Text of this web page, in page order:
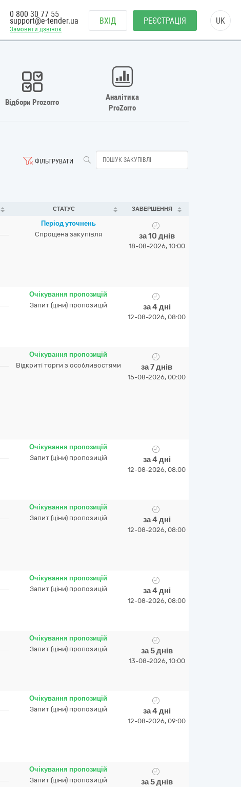
Замовити дзвінок
0 800 30 77 55
support@e-tender.ua ВХІД РЕЄСТРАЦІЯ UK
Відбори Prozorro
Аналітика
ProZorro
ФІЛЬТРУВАТИ
СТАТУС ЗАВЕРШЕННЯ
Період уточнень
Спрощена закупівля
за 10 днів
18-08-2026, 10:00
Очікування пропозицій
Запит (ціни) пропозицій
за 4 дні
12-08-2026, 08:00
Очікування пропозицій
Відкриті торги з особливостями
за 7 днів
15-08-2026, 00:00
Очікування пропозицій
Запит (ціни) пропозицій
за 4 дні
12-08-2026, 08:00
Очікування пропозицій
Запит (ціни) пропозицій
за 4 дні
12-08-2026, 08:00
Очікування пропозицій
Запит (ціни) пропозицій
за 4 дні
12-08-2026, 08:00
Очікування пропозицій
Запит (ціни) пропозицій
за 5 днів
13-08-2026, 10:00
Очікування пропозицій
Запит (ціни) пропозицій
за 4 дні
12-08-2026, 09:00
Очікування пропозицій
Запит (ціни) пропозицій
за 5 днів